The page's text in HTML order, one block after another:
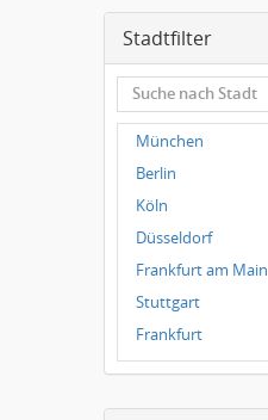
Stadtfilter
München
Berlin
Köln
Düsseldorf
Frankfurt am Main
Stuttgart
Frankfurt
Dresden